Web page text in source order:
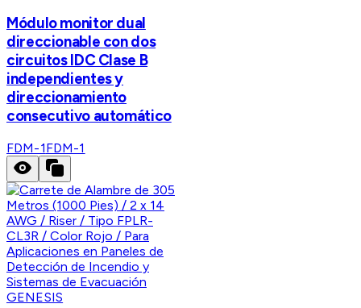
Módulo monitor dual
direccionable con dos
circuitos IDC Clase B
independientes y
direccionamiento
consecutivo automático
FDM-1FDM-1
GENESIS